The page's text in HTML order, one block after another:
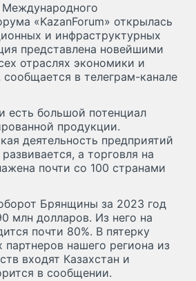
«KazanForum» открылась
и инфраструктурных
представлена новейшими
отраслях экономики и
в телеграм-канале
есть большой потенциал
продукции.
деятельность предприятий
а торговля на
почти со 100 странами
Брянщины за 2023 год
млн долларов. Из него на
почти 80%. В пятерку
нашего региона из
входят Казахстан и
в сообщении.